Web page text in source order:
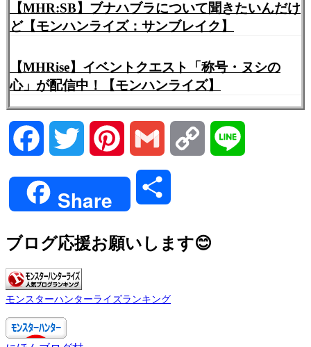
【MHR:SB】ブナハブラについて聞きたいんだけ
ど【モンハンライズ：サンブレイク】
【MHRise】イベントクエスト「称号・ヌシの
心」が配信中！【モンハンライズ】
Facebook Twitter Pinterest Gmail Copy
Share
ブログ応援お願いします😊
モンスターハンターライズランキング